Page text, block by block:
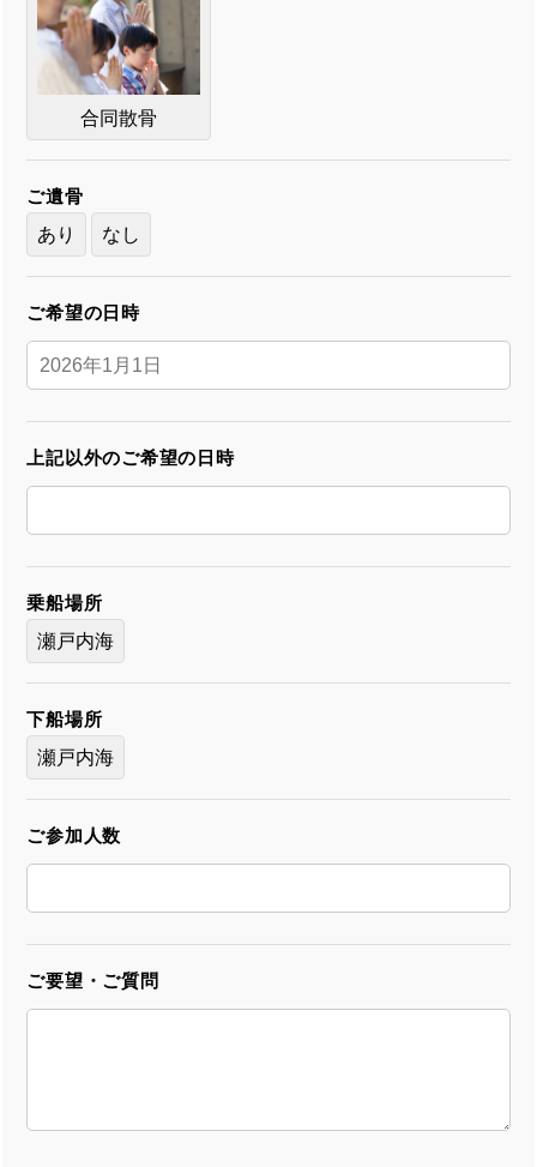
合同散骨
ご遺骨
あり
なし
ご希望の日時
上記以外のご希望の日時
乗船場所
瀬戸内海
下船場所
瀬戸内海
ご参加人数
ご要望・ご質問